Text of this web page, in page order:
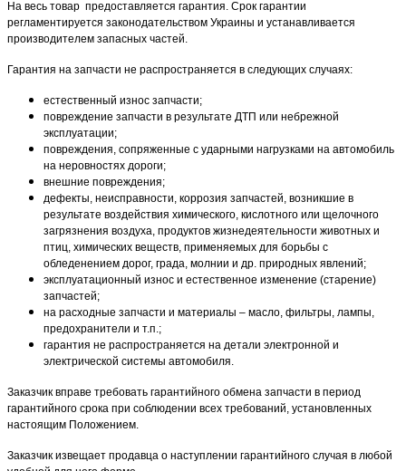
На весь товар предоставляется гарантия. Срок гарантии
регламентируется законодательством Украины и устанавливается
производителем запасных частей.
Гарантия на запчасти не распространяется в следующих случаях:
естественный износ запчасти;
повреждение запчасти в результате ДТП или небрежной
эксплуатации;
повреждения, сопряженные с ударными нагрузками на автомобиль
на неровностях дороги;
внешние повреждения;
дефекты, неисправности, коррозия запчастей, возникшие в
результате воздействия химического, кислотного или щелочного
загрязнения воздуха, продуктов жизнедеятельности животных и
птиц, химических веществ, применяемых для борьбы с
обледенением дорог, града, молнии и др. природных явлений;
эксплуатационный износ и естественное изменение (старение)
запчастей;
на расходные запчасти и материалы – масло, фильтры, лампы,
предохранители и т.п.;
гарантия не распространяется на детали электронной и
электрической системы автомобиля.
Заказчик вправе требовать гарантийного обмена запчасти в период
гарантийного срока при соблюдении всех требований, установленных
настоящим Положением.
Заказчик извещает продавца о наступлении гарантийного случая в любой